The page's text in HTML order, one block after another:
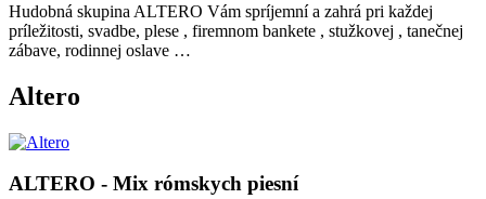
Hudobná skupina ALTERO Vám spríjemní a zahrá pri každej
príležitosti, svadbe, plese , firemnom bankete , stužkovej , tanečnej
zábave, rodinnej oslave …
Altero
ALTERO - Mix rómskych piesní